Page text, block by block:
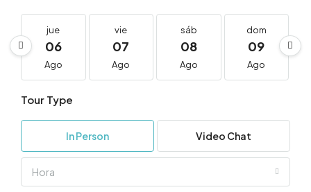
jue
06
Ago
vie
07
Ago
sáb
08
Ago
dom
09
Ago
Tour Type
In Person Video Chat
Hora